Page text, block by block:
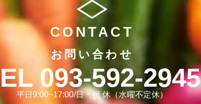
CONTACT
お問い合わせ
093-592-2945
平日9:00~17:00/日・祝 休（水曜不定休）